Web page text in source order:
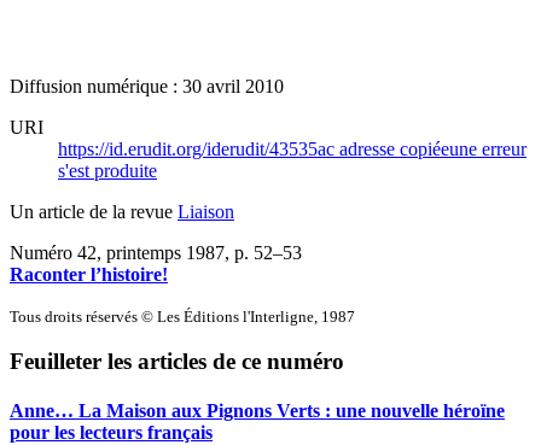
Diffusion numérique : 30 avril 2010
URI
https://id.erudit.org/iderudit/43535ac adresse copiéeune erreur
s'est produite
Un article de la revue Liaison
Numéro 42, printemps 1987, p. 52–53
Raconter l’histoire!
Tous droits réservés © Les Éditions l'Interligne, 1987
Feuilleter les articles de ce numéro
Anne… La Maison aux Pignons Verts : une nouvelle héroïne
pour les lecteurs français